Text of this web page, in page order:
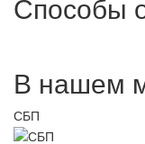
Способы
В нашем
СБП